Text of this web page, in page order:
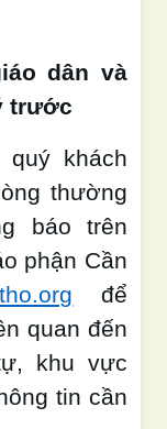
dân và
trước
khách
thường
báo trên
phận Cần
để
quan đến
khu vực
tin cần